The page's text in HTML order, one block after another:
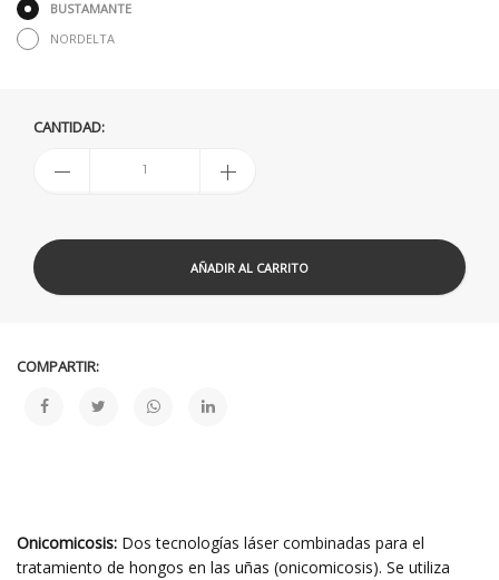
BUSTAMANTE
NORDELTA
CANTIDAD:
AÑADIR AL CARRITO
COMPARTIR:
Onicomicosis: Dos tecnologías láser combinadas para el
tratamiento de hongos en las uñas (onicomicosis). Se utiliza